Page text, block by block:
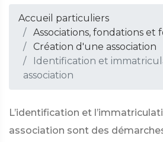
Accueil particuliers
Associations, fondations et
Création d'une association
Identification et
association
L’identification et
association sont des